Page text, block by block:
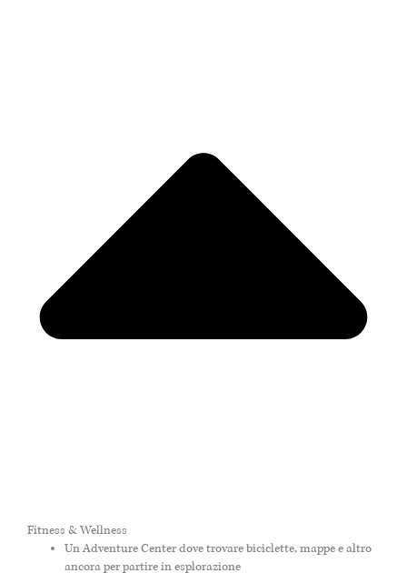
Fitness & Wellness
Un Adventure Center dove trovare biciclette, mappe e altro
ancora per partire in esplorazione